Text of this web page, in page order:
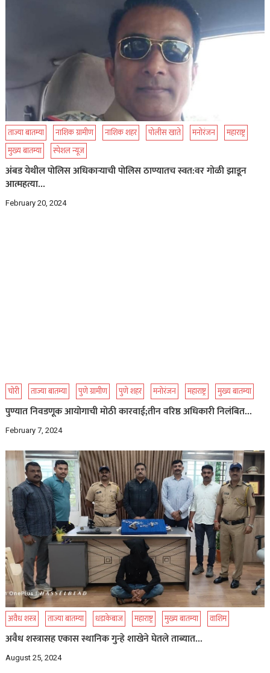
ताज्या बातम्या नाशिक ग्रामीण नाशिक शहर पोलीस खाते मनोरंजन
महाराष्ट्र
मुख्य बातम्या
स्पेशल न्यूज
अंबड येथील पोलिस अधिकाऱ्याची पोलिस ठाण्यातच स्वत:वर गोळी झाडून
आत्महत्या…
February 20, 2024
चोरी ताज्या बातम्या पुणे ग्रामीण पुणे शहर मनोरंजन महाराष्ट्र मुख्य बातम्या
पुण्यात निवडणूक आयोगाची मोठी कारवाई;तीन वरिष्ठ अधिकारी निलंबित…
February 7, 2024
अवैध शस्त्र ताज्या बातम्या धडाकेबाज महाराष्ट्र मुख्य बातम्या वाशिम
अवैध शस्त्रासह एकास स्थानिक गुन्हे शाखेने घेतले ताब्यात…
August 25, 2024